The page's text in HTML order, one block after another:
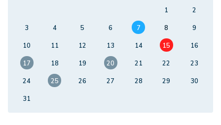
1
2
3
4 5 6 7 8
9
10
11 12 13 14 15
16
17
18 19 20 21 22
23
24
25 26 27 28 29
30
31